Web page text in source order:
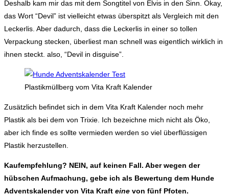
Deshalb kam mir das mit dem Songtitel von Elvis in den Sinn. Okay,
das Wort “Devil” ist vielleicht etwas überspitzt als Vergleich mit den
Leckerlis. Aber dadurch, dass die Leckerlis in einer so tollen
Verpackung stecken, überliest man schnell was eigentlich wirklich in
ihnen steckt. also, “Devil in disguise”.
Plastikmüllberg vom Vita Kraft Kalender
Zusätzlich befindet sich in dem Vita Kraft Kalender noch mehr
Plastik als bei dem von Trixie. Ich bezeichne mich nicht als Öko,
aber ich finde es sollte vermieden werden so viel überflüssigen
Plastik herzustellen.
Kaufempfehlung? NEIN, auf keinen Fall. Aber wegen der
hübschen Aufmachung, gebe ich als Bewertung dem Hunde
Adventskalender von Vita Kraft eine von fünf Pfoten.